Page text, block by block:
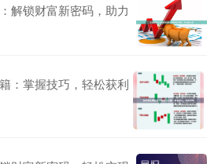
解锁财富新密码，助力
：掌握技巧，轻松获利